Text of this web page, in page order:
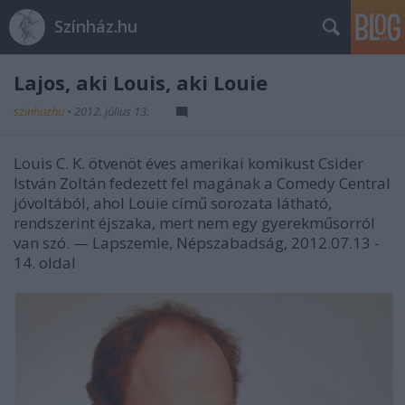
Színház.hu
Lajos, aki Louis, aki Louie
szinhazhu • 2012. július 13.
Louis C. K. ötvenöt éves amerikai komikust Csider
István Zoltán fedezett fel magának a Comedy Central
jóvoltából, ahol Louie című sorozata látható,
rendszerint éjszaka, mert nem egy gyerekműsorról
van szó. — Lapszemle, Népszabadság, 2012.07.13 -
14. oldal